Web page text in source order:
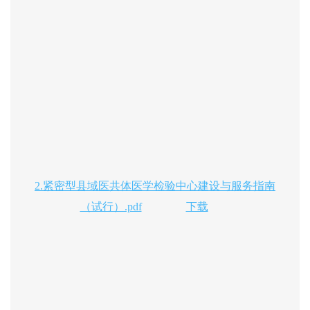
2.紧密型县域医共体医学检验中心建设与服务指南
（试行）.pdf
下载